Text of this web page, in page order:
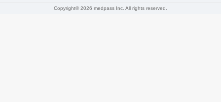
Copyright© 2026 medpass Inc. All rights reserved.